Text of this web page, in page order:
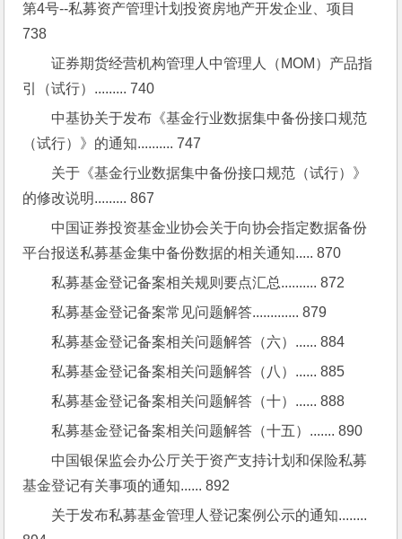
第4号--私募资产管理计划投资房地产开发企业、项目
738
证券期货经营机构管理人中管理人（MOM）产品指
引（试行）......... 740
中基协关于发布《基金行业数据集中备份接口规范
（试行）》的通知.......... 747
关于《基金行业数据集中备份接口规范（试行）》
的修改说明......... 867
中国证券投资基金业协会关于向协会指定数据备份
平台报送私募基金集中备份数据的相关通知..... 870
私募基金登记备案相关规则要点汇总.......... 872
私募基金登记备案常见问题解答............. 879
私募基金登记备案相关问题解答（六）...... 884
私募基金登记备案相关问题解答（八）...... 885
私募基金登记备案相关问题解答（十）...... 888
私募基金登记备案相关问题解答（十五）....... 890
中国银保监会办公厅关于资产支持计划和保险私募
基金登记有关事项的通知...... 892
关于发布私募基金管理人登记案例公示的通知........